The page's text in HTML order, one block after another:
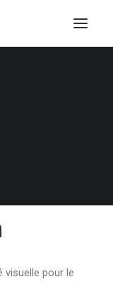
visuelle pour le